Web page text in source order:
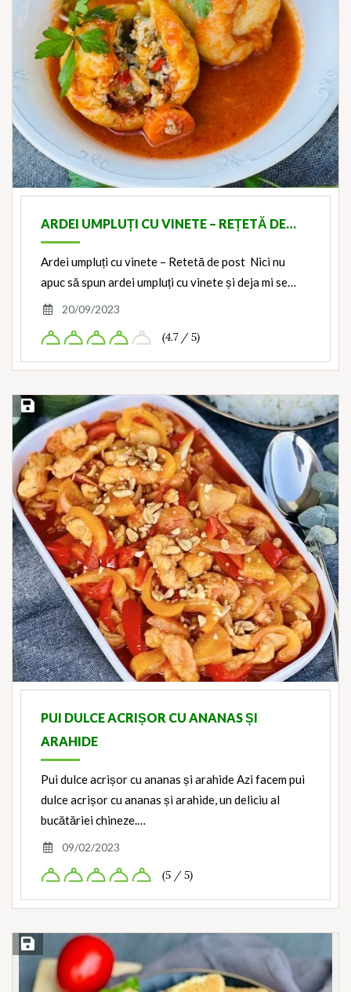
ARDEI UMPLUȚI CU VINETE – REȚETĂ DE…
Ardei umpluți cu vinete – Retetă de post Nici nu
apuc să spun ardei umpluți cu vinete și deja mi se…
20/09/2023
(4.7 / 5)
Save Recipe
PUI DULCE ACRIȘOR CU ANANAS ȘI
ARAHIDE
Pui dulce acrișor cu ananas și arahide Azi facem pui
dulce acrișor cu ananas și arahide, un deliciu al
bucătăriei chineze.…
09/02/2023
(5 / 5)
Save Recipe